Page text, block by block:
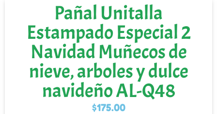
Pañal Unitalla
Estampado Especial 2
Navidad Muñecos de
nieve, arboles y dulce
navideño AL-Q48
$175.00